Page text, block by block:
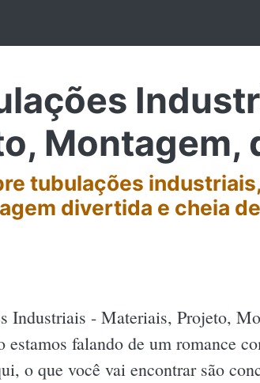
Montagem,
tubulações
divertida e cheia
Industriais - Materiais, Projeto,
estamos falando de um romance
o que você vai encontrar são